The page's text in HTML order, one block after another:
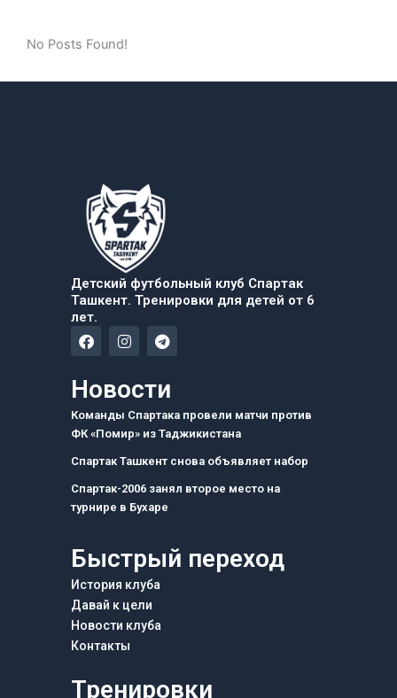
No Posts Found!
Детский футбольный клуб Спартак
Ташкент. Тренировки для детей от 6
лет.
F
a
e
b
o
k
I
n
a
g
r
a
m
T
e
g
a
m
Новости
Команды Спартака провели матчи против
ФК «Помир» из Таджикистана
Спартак Ташкент снова объявляет набор
Спартак-2006 занял второе место на
турнире в Бухаре
Быстрый переход
История клуба
Давай к цели
Новости клуба
Контакты
Тренировки